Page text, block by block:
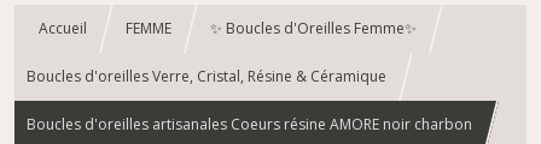
Accueil FEMME ✨ Boucles d'Oreilles Femme✨
Boucles d'oreilles Verre, Cristal, Résine & Céramique
Boucles d'oreilles artisanales Coeurs résine AMORE noir charbon